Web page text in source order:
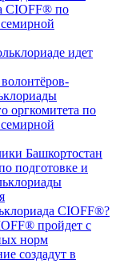
CIOFF® по
идет
оргкомитета по
Башкортостан
подготовке и
CIOFF®?
пройдет с
норм
создадут в